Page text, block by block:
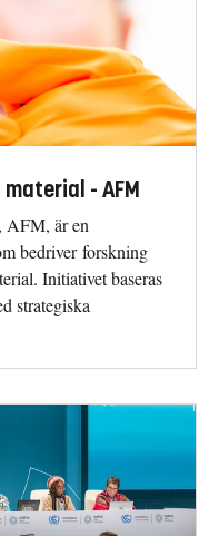
- AFM
AFM, är en
bedriver forskning
Initiativet baseras
strategiska